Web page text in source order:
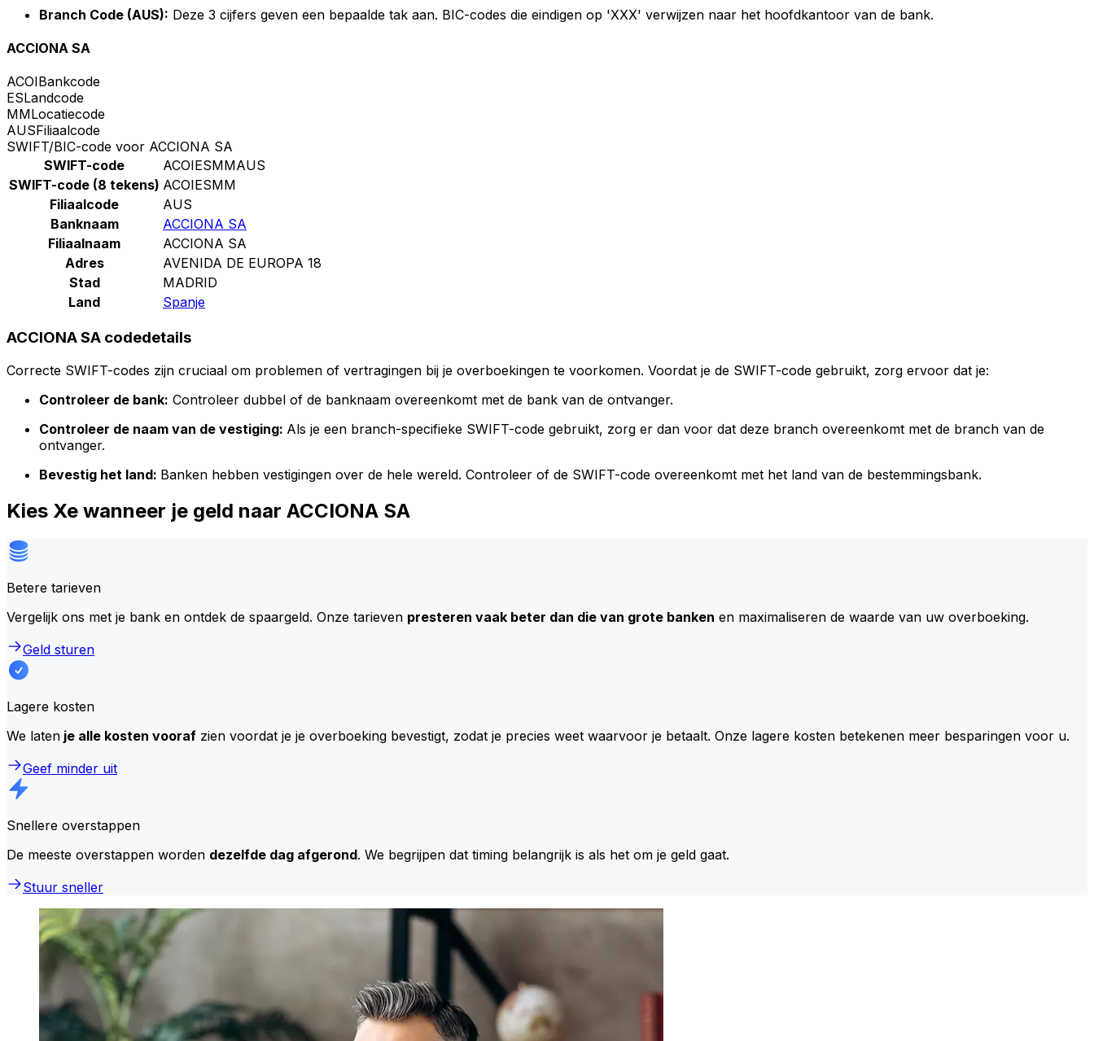
Branch Code (AUS): Deze 3 cijfers geven een bepaalde tak aan. BIC-codes die eindigen op 'XXX' verwijzen naar het hoofdkantoor van de bank.
ACCIONA SA
ACOIBankcode
ESLandcode
MMLocatiecode
AUSFiliaalcode
SWIFT/BIC-code voor ACCIONA SA
SWIFT-code
ACOIESMMAUS
SWIFT-code (8 tekens) ACOIESMM
Filiaalcode
AUS
Banknaam
ACCIONA SA
Filiaalnaam
ACCIONA SA
Adres
AVENIDA DE EUROPA 18
Stad
MADRID
Land
Spanje
ACCIONA SA codedetails
Correcte SWIFT-codes zijn cruciaal om problemen of vertragingen bij je overboekingen te voorkomen. Voordat je de SWIFT-code gebruikt, zorg ervoor dat je:
Controleer de bank: Controleer dubbel of de banknaam overeenkomt met de bank van de ontvanger.
Controleer de naam van de vestiging: Als je een branch-specifieke SWIFT-code gebruikt, zorg er dan voor dat deze branch overeenkomt met de branch van de
ontvanger.
Bevestig het land: Banken hebben vestigingen over de hele wereld. Controleer of de SWIFT-code overeenkomt met het land van de bestemmingsbank.
Kies Xe wanneer je geld naar ACCIONA SA
Betere tarieven
Vergelijk ons met je bank en ontdek de spaargeld. Onze tarieven presteren vaak beter dan die van grote banken en maximaliseren de waarde van uw overboeking.
Geld sturen
Lagere kosten
We laten je alle kosten vooraf zien voordat je je overboeking bevestigt, zodat je precies weet waarvoor je betaalt. Onze lagere kosten betekenen meer besparingen voor u.
Geef minder uit
Snellere overstappen
De meeste overstappen worden dezelfde dag afgerond. We begrijpen dat timing belangrijk is als het om je geld gaat.
Stuur sneller